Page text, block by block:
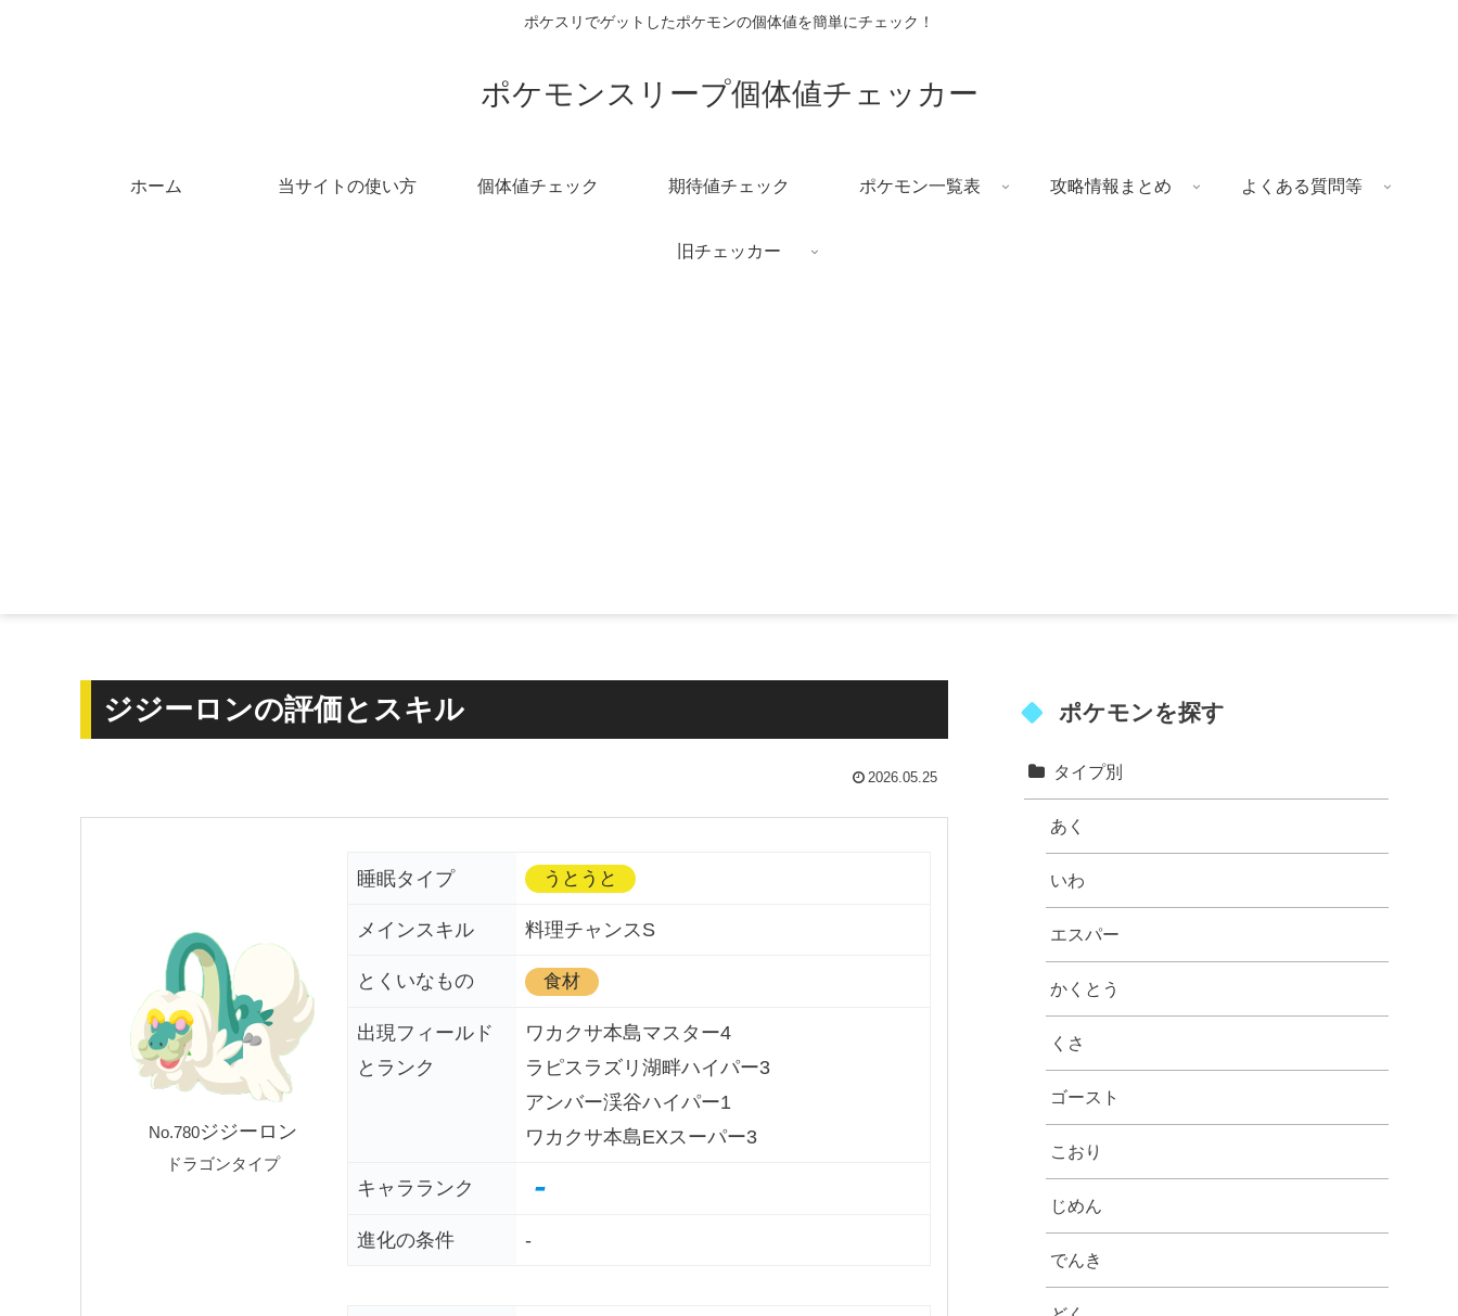
ポケスリでゲットしたポケモンの個体値を簡単にチェック！
ポケモンスリープ個体値チェッカー
ホーム 当サイトの使い方 個体値チェック 期待値チェック ポケモン一覧表 攻略情報まとめ よくある質問等
旧チェッカー
ジジーロンの評価とスキル
2026.05.25
No.780ジジーロン
ドラゴンタイプ
睡眠タイプ うとうと
メインスキル 料理チャンスS
とくいなもの 食材
出現フィールド
とランク
ワカクサ本島マスター4
ラピスラズリ湖畔ハイパー3
アンバー渓谷ハイパー1
ワカクサ本島EXスーパー3
キャラランク -
進化の条件 -
ポケモンを探す
タイプ別
あく
いわ
エスパー
かくとう
くさ
ゴースト
こおり
じめん
でんき